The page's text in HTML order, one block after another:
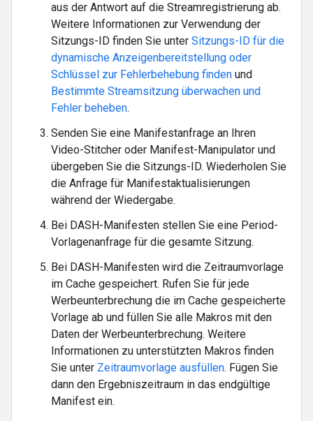
aus der Antwort auf die Streamregistrierung ab.
Weitere Informationen zur Verwendung der
Sitzungs-ID finden Sie unter Sitzungs-ID für die
dynamische Anzeigenbereitstellung oder
Schlüssel zur Fehlerbehebung finden und
Bestimmte Streamsitzung überwachen und
Fehler beheben.
Senden Sie eine Manifestanfrage an Ihren
Video-Stitcher oder Manifest-Manipulator und
übergeben Sie die Sitzungs-ID. Wiederholen Sie
die Anfrage für Manifestaktualisierungen
während der Wiedergabe.
Bei DASH-Manifesten stellen Sie eine Period-
Vorlagenanfrage für die gesamte Sitzung.
Bei DASH-Manifesten wird die Zeitraumvorlage
im Cache gespeichert. Rufen Sie für jede
Werbeunterbrechung die im Cache gespeicherte
Vorlage ab und füllen Sie alle Makros mit den
Daten der Werbeunterbrechung. Weitere
Informationen zu unterstützten Makros finden
Sie unter Zeitraumvorlage ausfüllen. Fügen Sie
dann den Ergebniszeitraum in das endgültige
Manifest ein.